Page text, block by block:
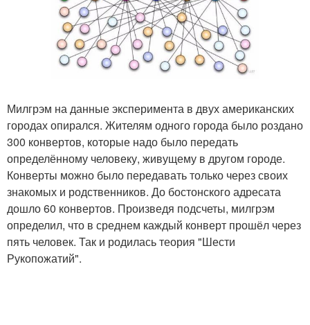
Милгрэм на данные эксперимента в двух американских
городах опирался. Жителям одного города было роздано
300 конвертов, которые надо было передать
определённому человеку, живущему в другом городе.
Конверты можно было передавать только через своих
знакомых и родственников. До бостонского адресата
дошло 60 конвертов. Произведя подсчеты, милгрэм
определил, что в среднем каждый конверт прошёл через
пять человек. Так и родилась теория "Шести
Рукопожатий".